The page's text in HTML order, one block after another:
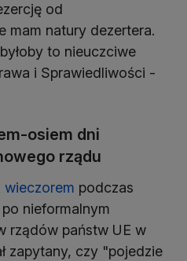
od
mam natury dezertera.
to nieuczciwe
i Sprawiedliwości -
osiem dni
rządu
podczas
nieformalnym
rządów państw UE w
zapytany, czy "pojedzie